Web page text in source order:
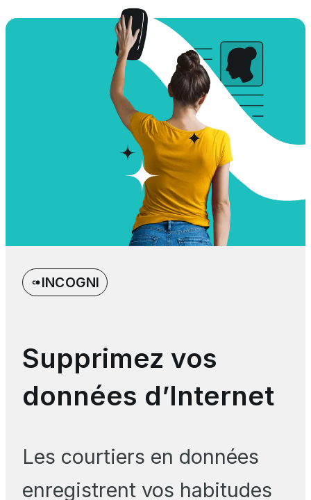
INCOGNI
Supprimez vos
données d’Internet
Les courtiers en données
enregistrent vos habitudes